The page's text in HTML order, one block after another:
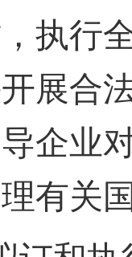
执行
展合
企业
有关